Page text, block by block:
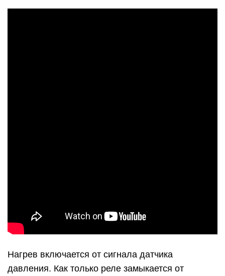
Нагрев включается от сигнала датчика
давления. Как только реле замыкается от